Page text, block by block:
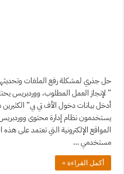
حل جذري لمشكلة رفع الملفات
” لإنجاز العمل المطلوب، ووردبريس
أدخل بيانات دخول الأف تي بي”
مستخدمي …
أكمل القراءة »